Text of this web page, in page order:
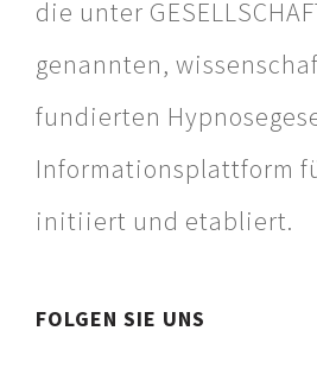
die unter
genannten,
fundierten
Informationsplattform
initiiert und etabliert.
FOLGEN SIE UNS